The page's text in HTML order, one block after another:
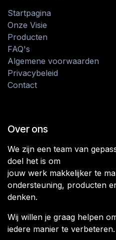
Startpagina
Onze Visie
Producten
FAQ's
Algemene voorwaarden
Privacybeleid
Contact
Over ons
We zijn een team van
doel het is om
jouw werk makkelijker te
ondersteuning, producten
denken.
Wij willen je graag helpen
iedere manier te verbeteren.